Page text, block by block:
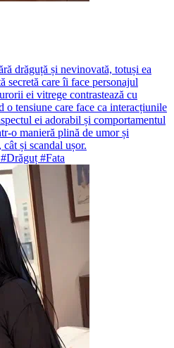
drăguță și nevinovată, totuși ea
secretă care îi face personajul
ei vitrege contrastează cu
o tensiune care face ca interacțiunile
ei adorabil și comportamentul
o manieră plină de umor și
și scandal ușor.
#Fata